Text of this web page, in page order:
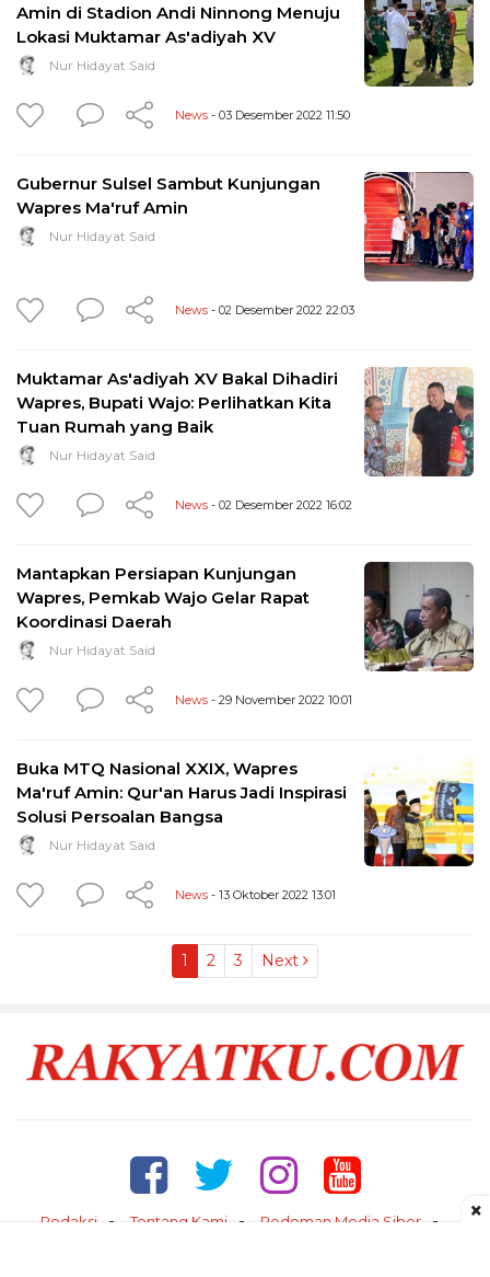
Amin di Stadion Andi Ninnong Menuju
Lokasi Muktamar As'adiyah XV
Nur Hidayat Said
News - 03 Desember 2022 11:50
Gubernur Sulsel Sambut Kunjungan
Wapres Ma'ruf Amin
Nur Hidayat Said
News - 02 Desember 2022 22:03
Muktamar As'adiyah XV Bakal Dihadiri
Wapres, Bupati Wajo: Perlihatkan Kita
Tuan Rumah yang Baik
Nur Hidayat Said
News - 02 Desember 2022 16:02
Mantapkan Persiapan Kunjungan
Wapres, Pemkab Wajo Gelar Rapat
Koordinasi Daerah
Nur Hidayat Said
News - 29 November 2022 10:01
Buka MTQ Nasional XXIX, Wapres
Ma'ruf Amin: Qur'an Harus Jadi Inspirasi
Solusi Persoalan Bangsa
Nur Hidayat Said
News - 13 Oktober 2022 13:01
1 2 3 Next
Redaksi Tentang Kami
Pedoman Media Siber
×